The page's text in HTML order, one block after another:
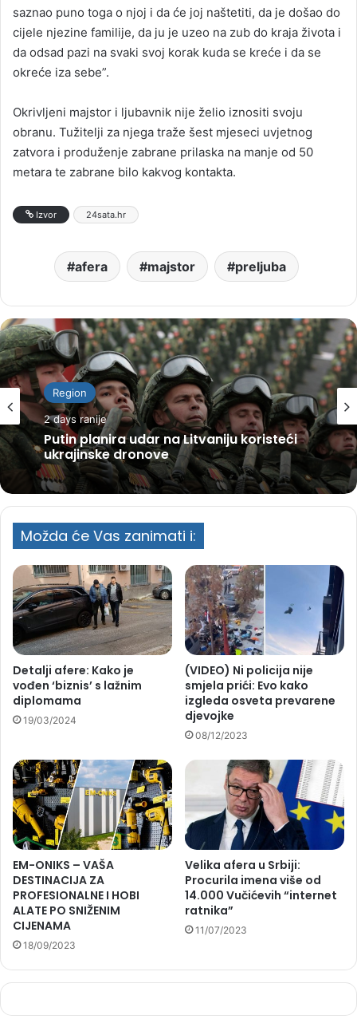
saznao puno toga o njoj i da će joj naštetiti, da je došao do
cijele njezine familije, da ju je uzeo na zub do kraja života i
da odsad pazi na svaki svoj korak kuda se kreće i da se
okreće iza sebe”.
Okrivljeni majstor i ljubavnik nije želio iznositi svoju
obranu. Tužitelji za njega traže šest mjeseci uvjetnog
zatvora i produženje zabrane prilaska na manje od 50
metara te zabrane bilo kakvog kontakta.
Izvor 24sata.hr
afera majstor preljuba
Region
2 days ranije
Putin planira udar na Litvaniju koristeći
ukrajinske dronove
Možda će Vas zanimati i:
Detalji afere: Kako je
vođen ‘biznis’ s lažnim
diplomama
19/03/2024
(VIDEO) Ni policija nije
smjela prići: Evo kako
izgleda osveta prevarene
djevojke
08/12/2023
EM-ONIKS – VAŠA
DESTINACIJA ZA
PROFESIONALNE I HOBI
ALATE PO SNIŽENIM
CIJENAMA
18/09/2023
Velika afera u Srbiji:
Procurila imena više od
14.000 Vučićevih “internet
ratnika”
11/07/2023